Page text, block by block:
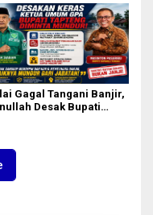
Gagal Tangani Banjir,
Desak Bupati